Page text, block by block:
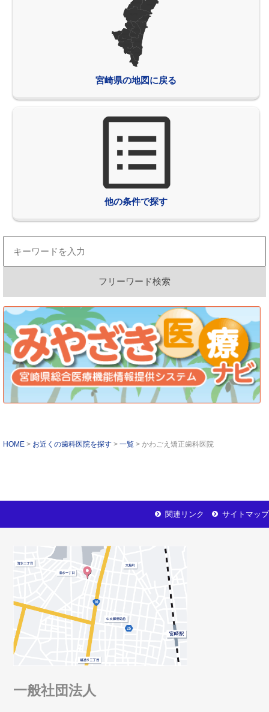
宮崎県の地図に戻る
他の条件で探す
HOME お近くの歯科医院を探す 一覧 かわごえ矯正歯科医院
サイトマップ
関連リンク
一般社団法人